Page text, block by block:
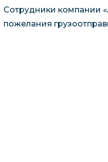
Сотрудники компании
пожелания